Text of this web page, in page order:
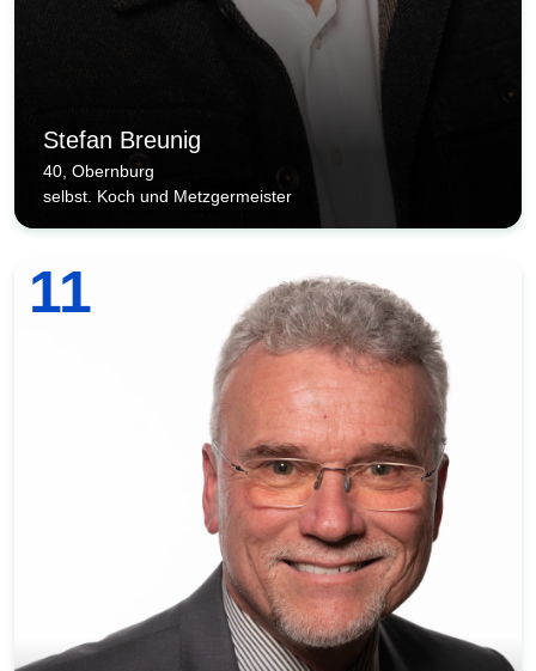
Stefan Breunig
40, Obernburg
selbst. Koch und Metzgermeister
11